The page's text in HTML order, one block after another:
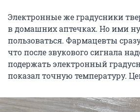
Электронные же градусники
в домашних аптечках. Но ими
пользоваться. Фармацевты
что после звукового сигнала
подержать электронный
показал точную температуру.